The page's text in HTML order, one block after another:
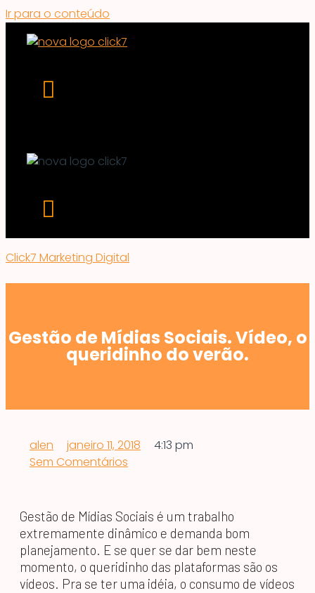
Ir para o conteúdo
Click7 Marketing Digital
Gestão de Mídias Sociais. Vídeo, o
queridinho do verão.
alen janeiro 11, 2018
4:13 pm
Sem Comentários
Gestão de Mídias Sociais é um trabalho
extremamente dinâmico e demanda bom
planejamento. E se quer se dar bem neste
momento, o queridinho das plataformas são os
vídeos. Pra se ter uma idéia, o consumo de vídeos